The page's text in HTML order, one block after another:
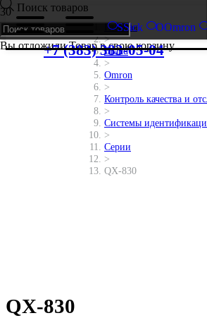
SSick OOmron
Поиск товаров
+7 (383) 383-05-04
Вы отложилиТоварв свою корзину.
Главная
>
Brand
>
Omron
>
Контроль качества и
>
Системы
>
Серии
>
QX-830
QX-830